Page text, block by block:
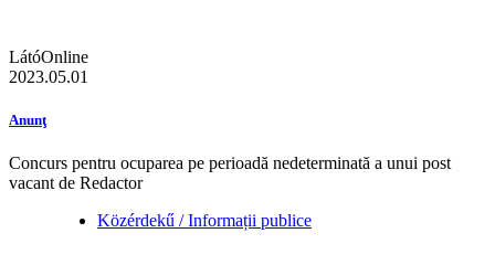
LátóOnline
2023.05.01
Anunţ
Concurs pentru ocuparea pe perioadă nedeterminată a unui post
vacant de Redactor
Közérdekű / Informații publice